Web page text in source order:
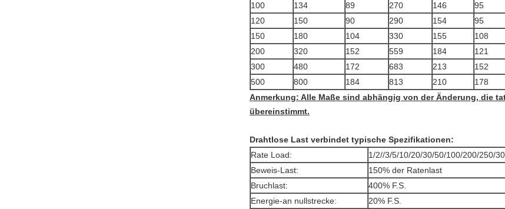
100
134 89 270 146 95
120
150 90 290 154 95
150
180 104 330 155 108
200
320 152 559 184 121
300
480 172 683 213 152
500
800 184 813 210 178
Anmerkung: Alle Maße sind abhängig von der Änderung, die
übereinstimmt.
Drahtlose Last verbindet typische Spezifikationen:
Rate Load:
1/2//3/5/10/20/30/50/100/200/250/
Beweis-Last:
150% der Ratenlast
Bruchlast:
400% F.S.
Energie-an nullstrecke:
20% F.S.